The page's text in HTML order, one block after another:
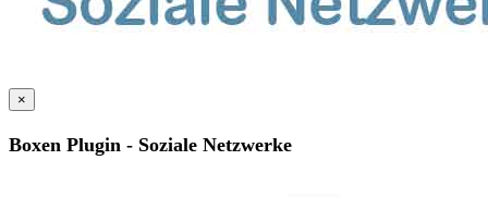
×
Boxen Plugin - Soziale Netzwerke